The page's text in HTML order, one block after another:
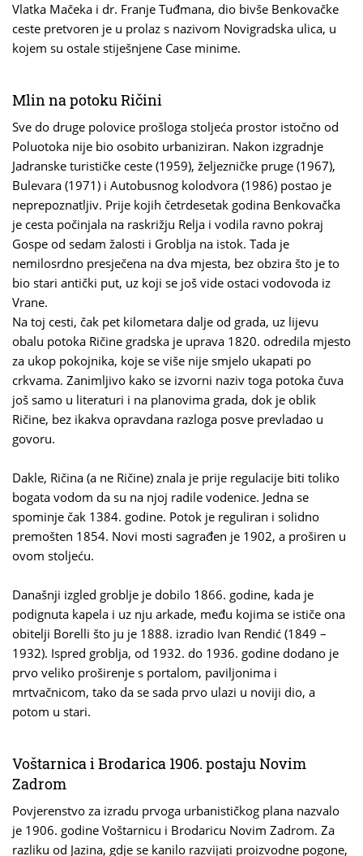
Vlatka Mačeka i dr. Franje Tuđmana, dio bivše Benkovačke
ceste pretvoren je u prolaz s nazivom Novigradska ulica, u
kojem su ostale stiješnjene Case minime.
Mlin na potoku Ričini
Sve do druge polovice prošloga stoljeća prostor istočno od
Poluotoka nije bio osobito urbaniziran. Nakon izgradnje
Jadranske turističke ceste (1959), željezničke pruge (1967),
Bulevara (1971) i Autobusnog kolodvora (1986) postao je
neprepoznatljiv. Prije kojih četrdesetak godina Benkovačka
je cesta počinjala na raskrižju Relja i vodila ravno pokraj
Gospe od sedam žalosti i Groblja na istok. Tada je
nemilosrdno presječena na dva mjesta, bez obzira što je to
bio stari antički put, uz koji se još vide ostaci vodovoda iz
Vrane.
Na toj cesti, čak pet kilometara dalje od grada, uz lijevu
obalu potoka Ričine gradska je uprava 1820. odredila mjesto
za ukop pokojnika, koje se više nije smjelo ukapati po
crkvama. Zanimljivo kako se izvorni naziv toga potoka čuva
još samo u literaturi i na planovima grada, dok je oblik
Ričine, bez ikakva opravdana razloga posve prevladao u
govoru.
Dakle, Ričina (a ne Ričine) znala je prije regulacije biti toliko
bogata vodom da su na njoj radile vodenice. Jedna se
spominje čak 1384. godine. Potok je reguliran i solidno
premošten 1854. Novi mosti sagrađen je 1902, a proširen u
ovom stoljeću.
Današnji izgled groblje je dobilo 1866. godine, kada je
podignuta kapela i uz nju arkade, među kojima se ističe ona
obitelji Borelli što ju je 1888. izradio Ivan Rendić (1849 –
1932). Ispred groblja, od 1932. do 1936. godine dodano je
prvo veliko proširenje s portalom, paviljonima i
mrtvačnicom, tako da se sada prvo ulazi u noviji dio, a
potom u stari.
Voštarnica i Brodarica 1906. postaju Novim
Zadrom
Povjerenstvo za izradu prvoga urbanističkog plana nazvalo
je 1906. godine Voštarnicu i Brodaricu Novim Zadrom. Za
razliku od Jazina, gdje se kanilo razvijati proizvodne pogone,